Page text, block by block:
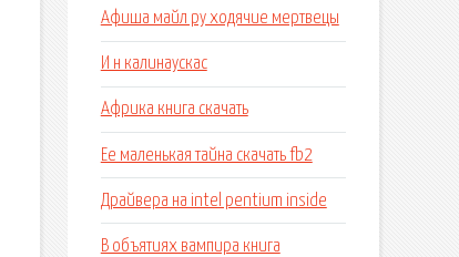
Афиша майл ру ходячие мертвецы
И н калинаускас
Африка книга скачать
Ее маленькая тайна скачать fb2
Драйвера на intel pentium inside
В объятиях вампира книга